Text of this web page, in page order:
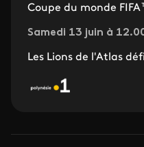
Coupe du monde
Samedi 13 juin à
Les Lions de l'Atlas